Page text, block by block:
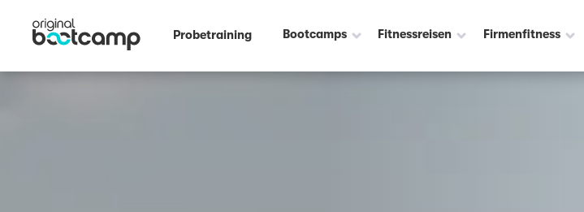
Probetraining Bootcamps Fitnessreisen Firmenfitness